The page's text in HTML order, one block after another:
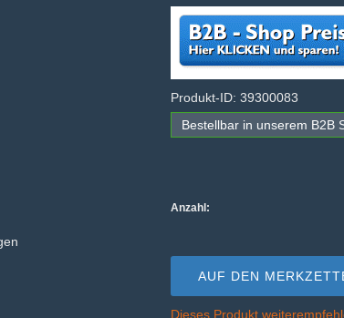
Produkt-ID: 39300083
Bestellbar in unserem B2B
Anzahl:
AUF DEN
Dieses Produkt